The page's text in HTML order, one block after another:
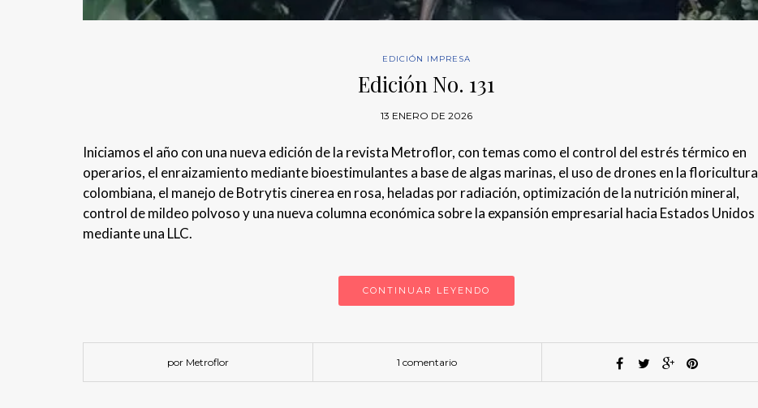
EDICIÓN IMPRESA
Edición No. 131
13 ENERO DE 2026
Iniciamos el año con una nueva edición de la revista Metroflor, con temas como el control del estrés térmico en
operarios, el enraizamiento mediante bioestimulantes a base de algas marinas, el uso de drones en la floricultura
colombiana, el manejo de Botrytis cinerea en rosa, heladas por radiación, optimización de la nutrición mineral,
control de mildeo polvoso y una nueva columna económica sobre la expansión empresarial hacia Estados Unidos
mediante una LLC.
CONTINUAR LEYENDO
por Metroflor 1 comentario